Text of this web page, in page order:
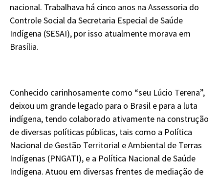
nacional. Trabalhava há cinco anos na Assessoria do
Controle Social da Secretaria Especial de Saúde
Indígena (SESAI), por isso atualmente morava em
Brasília.
Conhecido carinhosamente como “seu Lúcio Terena”,
deixou um grande legado para o Brasil e para a luta
indígena, tendo colaborado ativamente na construção
de diversas políticas públicas, tais como a Política
Nacional de Gestão Territorial e Ambiental de Terras
Indígenas (PNGATI), e a Política Nacional de Saúde
Indígena. Atuou em diversas frentes de mediação de